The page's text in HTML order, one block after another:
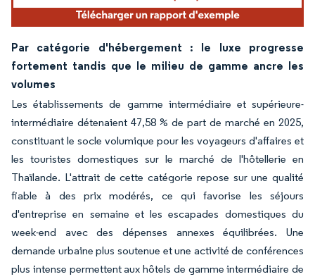
Par catégorie d'hébergement : le luxe progresse
fortement tandis que le milieu de gamme ancre les
volumes
Les établissements de gamme intermédiaire et supérieure-
intermédiaire détenaient 47,58 % de part de marché en 2025,
constituant le socle volumique pour les voyageurs d'affaires et
les touristes domestiques sur le marché de l'hôtellerie en
Thaïlande. L'attrait de cette catégorie repose sur une qualité
fiable à des prix modérés, ce qui favorise les séjours
d'entreprise en semaine et les escapades domestiques du
week-end avec des dépenses annexes équilibrées. Une
demande urbaine plus soutenue et une activité de conférences
plus intense permettent aux hôtels de gamme intermédiaire de